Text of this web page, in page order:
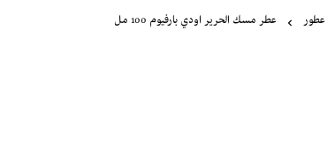
عطور عطر مسك الحرير اودي بارفيوم 100 مل